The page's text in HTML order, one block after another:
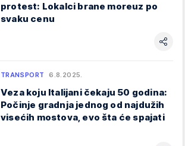
protest: Lokalci brane moreuz po
svaku cenu
TRANSPORT 6.8.2025.
Veza koju Italijani čekaju 50 godina:
Počinje gradnja jednog od najdužih
visećih mostova, evo šta će spajati